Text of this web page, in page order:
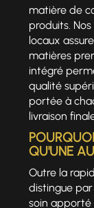
matière de
produits.
locaux
matières
intégré
qualité
portée à
livraison
QU'UNE
Outre la
distingue
soin apporté